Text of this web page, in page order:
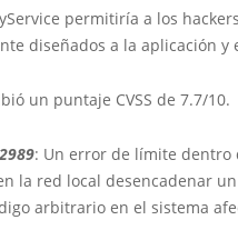
permitiría a los
diseñados a la aplicación
un puntaje CVSS de 7.7/10.
: Un error de límite dentro
la red local desencadenar
arbitrario en el sistema